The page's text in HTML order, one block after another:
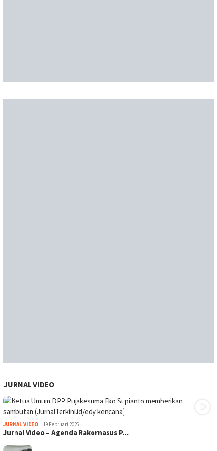
JURNAL VIDEO
JURNAL VIDEO 19 Februari 2025
Jurnal Video – Agenda Rakornasus P…